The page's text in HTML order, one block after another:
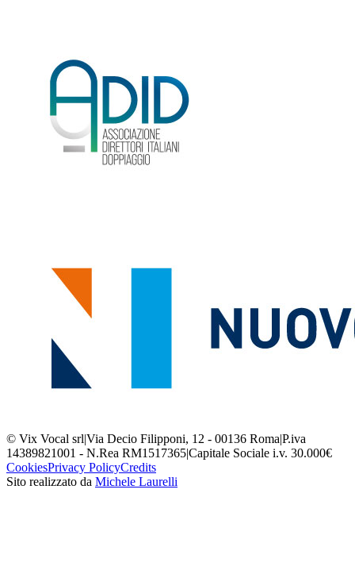
© Vix Vocal srl|Via Decio Filipponi, 12 - 00136 Roma|P.iva
14389821001 - N.Rea RM1517365|Capitale Sociale i.v. 30.000€
CookiesPrivacy PolicyCredits
Sito realizzato da Michele Laurelli